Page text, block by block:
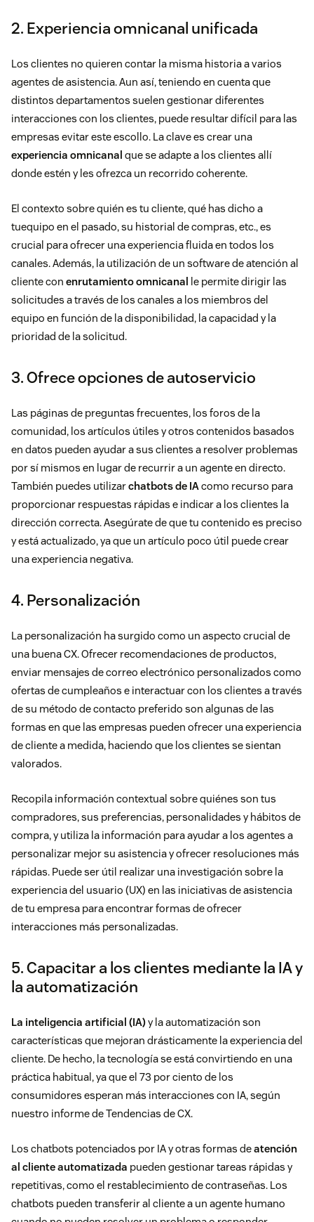
2. Experiencia omnicanal unificada
Los clientes no quieren contar la misma historia a varios
agentes de asistencia. Aun así, teniendo en cuenta que
distintos departamentos suelen gestionar diferentes
interacciones con los clientes, puede resultar difícil para las
empresas evitar este escollo. La clave es crear una
experiencia omnicanal que se adapte a los clientes allí
donde estén y les ofrezca un recorrido coherente.
El contexto sobre quién es tu cliente, qué has dicho a
tuequipo en el pasado, su historial de compras, etc., es
crucial para ofrecer una experiencia fluida en todos los
canales. Además, la utilización de un software de atención al
cliente con enrutamiento omnicanal le permite dirigir las
solicitudes a través de los canales a los miembros del
equipo en función de la disponibilidad, la capacidad y la
prioridad de la solicitud.
3. Ofrece opciones de autoservicio
Las páginas de preguntas frecuentes, los foros de la
comunidad, los artículos útiles y otros contenidos basados
en datos pueden ayudar a sus clientes a resolver problemas
por sí mismos en lugar de recurrir a un agente en directo.
También puedes utilizarchatbots de IAcomo recurso para
proporcionar respuestas rápidas e indicar a los clientes la
dirección correcta. Asegúrate de que tu contenido es preciso
y está actualizado, ya que un artículo poco útil puede crear
una experiencia negativa.
4. Personalización
La personalización ha surgido como un aspecto crucial de
una buena CX. Ofrecer recomendaciones de productos,
enviar mensajes de correo electrónico personalizados como
ofertas de cumpleaños e interactuar con los clientes a través
de su método de contacto preferido son algunas de las
formas en que las empresas pueden ofrecer una experiencia
de cliente a medida, haciendo que los clientes se sientan
valorados.
Recopila información contextual sobre quiénes son tus
compradores, sus preferencias, personalidades y hábitos de
compra, y utiliza la información para ayudar a los agentes a
personalizar mejor su asistencia y ofrecer resoluciones más
rápidas. Puede ser útil realizar una investigación sobre la
experiencia del usuario (UX) en las iniciativas de asistencia
de tu empresa para encontrar formas de ofrecer
interacciones más personalizadas.
5. Capacitar a los clientes mediante la IA y
la automatización
La inteligencia artificial (IA)y la automatización son
características que mejoran drásticamente la experiencia del
cliente. De hecho, la tecnología se está convirtiendo en una
práctica habitual, ya que el 73 por ciento de los
consumidores esperan más interacciones con IA, según
nuestro informe de Tendencias de CX.
Los chatbots potenciados por IA y otras formas deatención
al cliente automatizada pueden gestionar tareas rápidas y
repetitivas, como el restablecimiento de contraseñas. Los
chatbots pueden transferir al cliente a un agente humano